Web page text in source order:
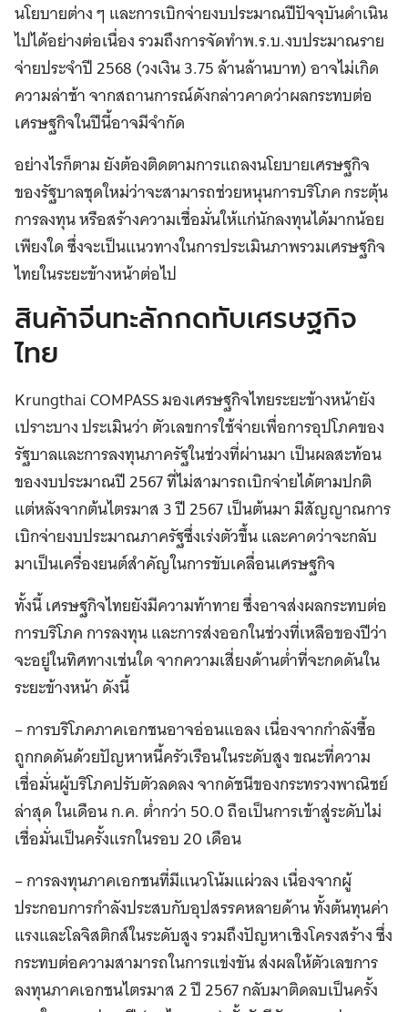
นโยบายต่าง ๆ และการเบิกจ่ายงบประมาณปีปัจจุบันดำเนิน
ไปได้อย่างต่อเนื่อง รวมถึงการจัดทำพ.ร.บ.งบประมาณราย
จ่ายประจำปี 2568 (วงเงิน 3.75 ล้านล้านบาท) อาจไม่เกิด
ความล่าช้า จากสถานการณ์ดังกล่าวคาดว่าผลกระทบต่อ
เศรษฐกิจในปีนี้อาจมีจำกัด
อย่างไรก็ตาม ยังต้องติดตามการแถลงนโยบายเศรษฐกิจ
ของรัฐบาลชุดใหม่ว่าจะสามารถช่วยหนุนการบริโภค กระตุ้น
การลงทุน หรือสร้างความเชื่อมั่นให้แก่นักลงทุนได้มากน้อย
เพียงใด ซึ่งจะเป็นแนวทางในการประเมินภาพรวมเศรษฐกิจ
ไทยในระยะข้างหน้าต่อไป
สินค้าจีนทะลักกดทับเศรษฐกิจ
ไทย
Krungthai COMPASS มองเศรษฐกิจไทยระยะข้างหน้ายัง
เปราะบาง ประเมินว่า ตัวเลขการใช้จ่ายเพื่อการอุปโภคของ
รัฐบาลและการลงทุนภาครัฐในช่วงที่ผ่านมา เป็นผลสะท้อน
ของงบประมาณปี 2567 ที่ไม่สามารถเบิกจ่ายได้ตามปกติ
แต่หลังจากต้นไตรมาส 3 ปี 2567 เป็นต้นมา มีสัญญาณการ
เบิกจ่ายงบประมาณภาครัฐซึ่งเร่งตัวขึ้น และคาดว่าจะกลับ
มาเป็นเครื่องยนต์สำคัญในการขับเคลื่อนเศรษฐกิจ
ทั้งนี้ เศรษฐกิจไทยยังมีความท้าทาย ซึ่งอาจส่งผลกระทบต่อ
การบริโภค การลงทุน และการส่งออกในช่วงที่เหลือของปีว่า
จะอยู่ในทิศทางเช่นใด จากความเสี่ยงด้านต่ำที่จะกดดันใน
ระยะข้างหน้า ดังนี้
– การบริโภคภาคเอกชนอาจอ่อนแอลง เนื่องจากกำลังซื้อ
ถูกกดดันด้วยปัญหาหนี้ครัวเรือนในระดับสูง ขณะที่ความ
เชื่อมั่นผู้บริโภคปรับตัวลดลง จากดัชนีของกระทรวงพาณิชย์
ล่าสุด ในเดือน ก.ค. ต่ำกว่า 50.0 ถือเป็นการเข้าสู่ระดับไม่
เชื่อมั่นเป็นครั้งแรกในรอบ 20 เดือน
– การลงทุนภาคเอกชนที่มีแนวโน้มแผ่วลง เนื่องจากผู้
ประกอบการกำลังประสบกับอุปสรรคหลายด้าน ทั้งต้นทุนค่า
แรงและโลจิสติกส์ในระดับสูง รวมถึงปัญหาเชิงโครงสร้าง ซึ่ง
กระทบต่อความสามารถในการแข่งขัน ส่งผลให้ตัวเลขการ
ลงทุนภาคเอกชนไตรมาส 2 ปี 2567 กลับมาติดลบเป็นครั้ง